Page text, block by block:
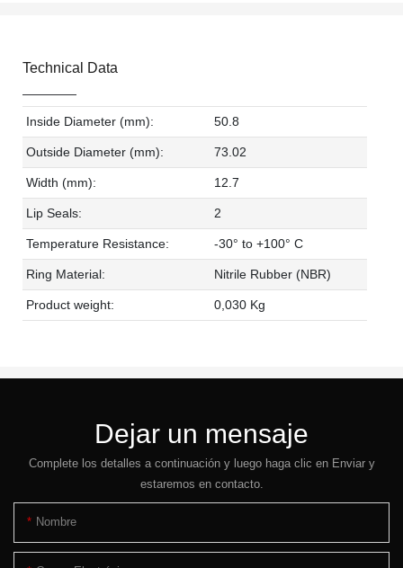
Technical Data
Inside Diameter (mm): 50.8
Outside Diameter (mm): 73.02
Width (mm): 12.7
Lip Seals: 2
Temperature Resistance: -30° to +100° C
Ring Material: Nitrile Rubber (NBR)
Product weight: 0,030 Kg
Dejar un mensaje
Complete los detalles a continuación y luego haga clic en Enviar y
estaremos en contacto.
Nombre